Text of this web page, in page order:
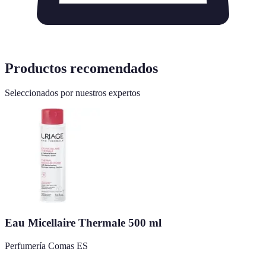
Productos recomendados
Seleccionados por nuestros expertos
Eau Micellaire Thermale 500 ml
Perfumería Comas ES